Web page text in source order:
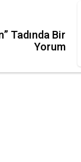
Tadında Bir
Yorum